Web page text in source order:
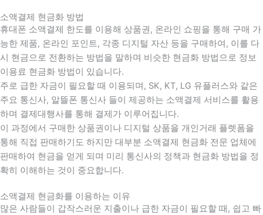
소액결제 현금화 방법
휴대폰 소액결제 한도를 이용해 상품권, 온라인 쇼핑을 통해 구매 가
능한 제품, 온라인 포인트, 각종 디지털 자산 등을 구매하여, 이를 다
시 현금으로 전환하는 방법을 말하며 비슷한 현금화 방법으로 정보
이용료 현금화 방법이 있습니다.
주로 급한 자금이 필요할 때 이용되며, SK, KT, LG 유플러스와 같은
주요 통신사, 알뜰폰 통신사 들이 제공하는 소액결제 서비스를 활용
하며 결제대행사를 통해 결제가 이루어집니다.
이 과정에서 구매한 상품권이나 디지털 상품을 개인거래 플렛폼을
통해 직접 판매하기도 하지만 대부분 소액결제 현금화 전문 업체에
판매하여 현금을 얻게 되며 미리 통신사의 정책과 현금화 방법을 정
확히 이해하는 것이 중요합니다.
소액결제 현금화를 이용하는 이유
많은 사람들이 갑작스러운 지출이나 급한 자금이 필요할 때 , 쉽고 빠